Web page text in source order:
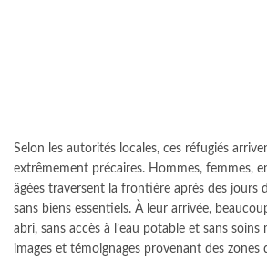
Selon les autorités locales, ces réfugiés
extrêmement précaires. Hommes, femmes,
âgées traversent la frontière après des jours
sans biens essentiels. À leur arrivée,
abri, sans accès à l’eau potable et sans soins
images et témoignages provenant des zones